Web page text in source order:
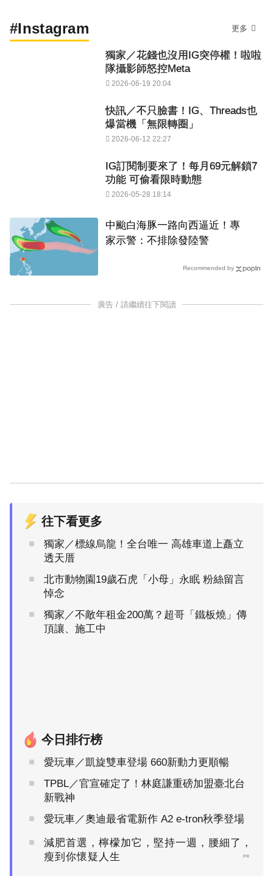
#Instagram 更多
獨家／花錢也沒用IG突停權！啦啦
隊攝影師怒控Meta
2026-06-19 20:04
快訊／不只臉書！IG、Threads也
爆當機「無限轉圈」
2026-06-12 22:27
IG訂閱制要來了！每月69元解鎖7
功能 可偷看限時動態
2026-05-28 18:14
中颱白海豚一路向西逼近！專
家示警：不排除發陸警
Recommended by
廣告 / 請繼續往下閱讀
往下看更多
獨家／標線烏龍！全台唯一 高雄車道上矗立
透天厝
北市動物園19歲石虎「小母」永眠 粉絲留言
悼念
獨家／不敵年租金200萬？超哥「鐵板燒」傳
頂讓、施工中
今日排行榜
愛玩車／凱旋雙車登場 660新動力更順暢
TPBL／官宣確定了！林庭謙重磅加盟臺北台
新戰神
愛玩車／奧迪最省電新作 A2 e-tron秋季登場
減肥首選，檸檬加它，堅持一週，腰細了，
瘦到你懷疑人生
PR